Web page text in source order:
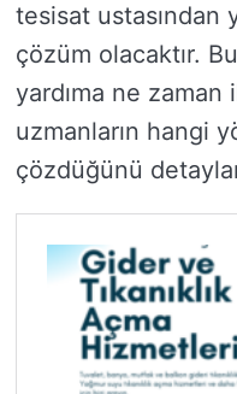
tesisat ustasından
çözüm olacaktır.
yardıma ne zaman
uzmanların hangi
çözdüğünü